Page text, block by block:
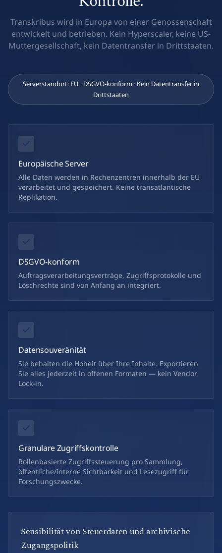
Transkribus wird in Europa von einer Genossenschaft
entwickelt und betrieben. Kein Hyperscaler, keine US-
Muttergesellschaft, kein Datentransfer in Drittstaaten.
Serverstandort: EU · DSGVO-konform · Kein Datentransfer in
Drittstaaten
Europäische Server
Alle Daten werden in Rechenzentren innerhalb der EU
verarbeitet und gespeichert. Keine transatlantische
Replikation.
DSGVO-konform
Auftragsverarbeitungsverträge, Zugriffsprotokolle und
Löschrechte sind von Anfang an integriert.
Datensouveränität
Sie behalten die Hoheit über Ihre Inhalte. Exportieren
Sie alles jederzeit in offenen Formaten — kein Vendor
Lock-in.
Granulare Zugriffskontrolle
Rollenbasierte Zugriffssteuerung pro Sammlung,
öffentliche/interne Sichtbarkeit und Lesezugriff für
Forschungszwecke.
Sensibilität von Steuerdaten und archivische
Zugangspolitik